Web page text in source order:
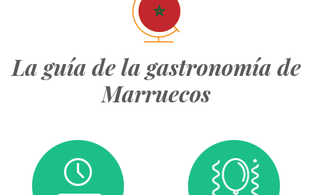
La guía de la gastronomía de
Marruecos